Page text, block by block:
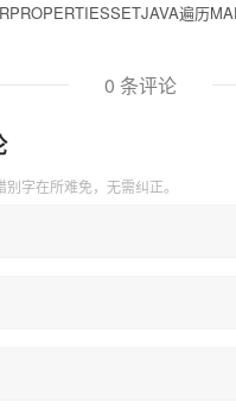
JAVA遍历
0 条评论
字在所难免，无需纠正。